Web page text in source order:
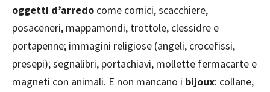
oggetti d’arredo come cornici, scacchiere,
posaceneri, mappamondi, trottole, clessidre e
portapenne; immagini religiose (angeli, crocefissi,
presepi); segnalibri, portachiavi, mollette fermacarte e
magneti con animali. E non mancano i bijoux: collane,